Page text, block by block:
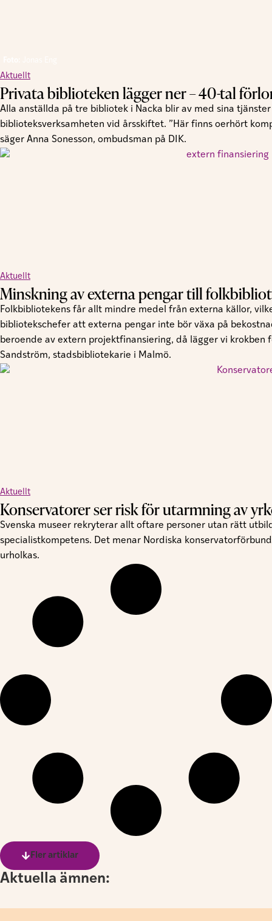
Aktuellt
Privata biblioteken lägger ner – 40-tal
Alla anställda på tre bibliotek i Nacka blir av med sina
biblioteksverksamheten vid årsskiftet. ”Här finns oerhört
säger Anna Sonesson, ombudsman på DIK.
Aktuellt
Minskning av externa pengar till
Folkbibliotekens får allt mindre medel från externa källor,
bibliotekschefer att externa pengar inte bör växa på
beroende av extern projektfinansiering, då lägger vi krokben
Sandström, stadsbibliotekarie i Malmö.
Aktuellt
Konservatorer ser risk för utarmning av
Svenska museer rekryterar allt oftare personer utan rätt
specialistkompetens. Det menar Nordiska
urholkas.
Fler artiklar
Aktuella ämnen: